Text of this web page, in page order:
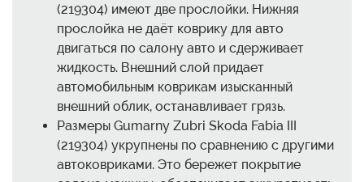
(219304) имеют две прослойки. Нижняя
прослойка не даёт коврику для авто
двигаться по салону авто и сдерживает
жидкость. Внешний слой придает
автомобильным коврикам изысканный
внешний облик, останавливает грязь.
Размеры Gumarny Zubri Skoda Fabia III
(219304) укрупнены по сравнению с другими
автоковриками. Это бережет покрытие